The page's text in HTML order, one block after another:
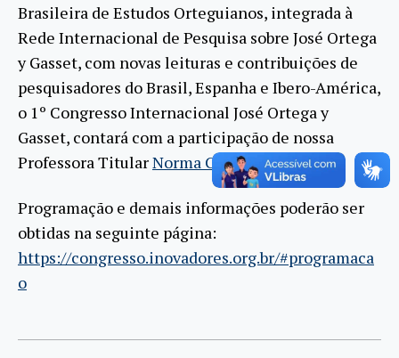
Brasileira de Estudos Orteguianos, integrada à
Rede Internacional de Pesquisa sobre José Ortega
y Gasset, com novas leituras e contribuições de
pesquisadores do Brasil, Espanha e Ibero-América,
o 1º Congresso Internacional José Ortega y
Gasset, contará com a participação de nossa
Professora TitularNorma Côrtes.
Programação e demais informações poderão ser
obtidas na seguinte página:
https://congresso.inovadores.org.br/#programaca
o